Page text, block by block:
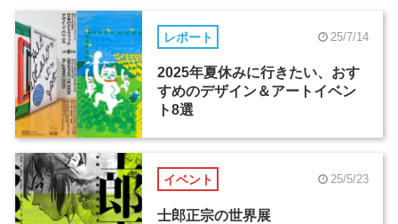
レポート 25/7/14
2025年夏休みに行きたい、おす
すめのデザイン＆アートイベン
ト8選
イベント 25/5/23
士郎正宗の世界展